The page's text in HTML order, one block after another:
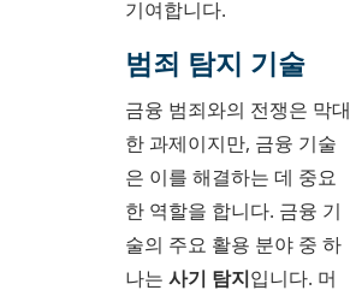
기여합니다.
범죄 탐지 기술
금융 범죄와의 전쟁은 막대
한 과제이지만, 금융 기술
은 이를 해결하는 데 중요
한 역할을 합니다. 금융 기
술의 주요 활용 분야 중 하
나는 사기 탐지입니다. 머